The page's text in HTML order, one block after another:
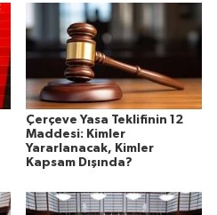
Çerçeve Yasa Teklifinin 12
Maddesi: Kimler
Yararlanacak, Kimler
Kapsam Dışında?